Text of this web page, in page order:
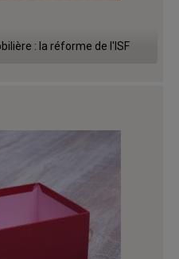
: la réforme de l'ISF